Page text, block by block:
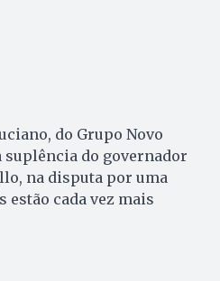
do Grupo Novo
suplência do governador
na disputa por uma
estão cada vez mais